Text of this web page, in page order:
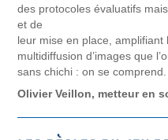
des protocoles évaluatifs
et de
leur mise en place, amplifiant
multidiffusion d’images que
sans chichi : on se comprend.
Olivier Veillon, metteur en